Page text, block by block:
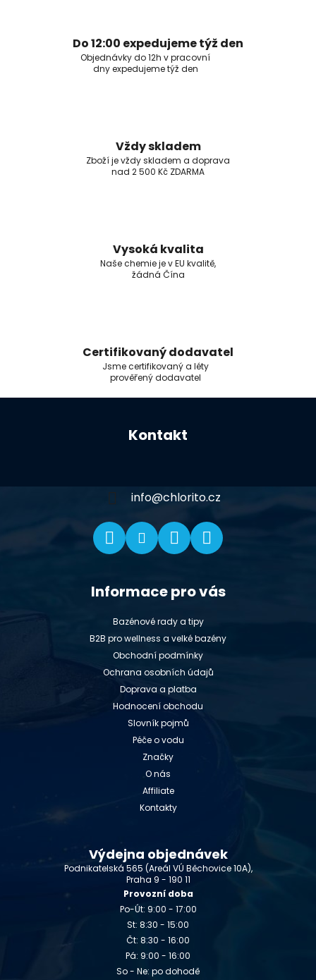
Do 12:00 expedujeme týž den
Objednávky do 12h v pracovní
dny expedujeme týž den
Vždy skladem
Zboží je vždy skladem a doprava
nad 2 500 Kč ZDARMA
Vysoká kvalita
Naše chemie je v EU kvalitě,
žádná Čína
Certifikovaný dodavatel
Jsme certifikovaný a léty
prověřený dodavatel
Z
Kontakt
info@chlorito.cz
Informace pro vás
Bazénové rady a tipy
B2B pro wellness a velké bazény
Obchodní podmínky
Ochrana osobních údajů
Doprava a platba
Hodnocení obchodu
Slovník pojmů
Péče o vodu
Značky
O nás
Affiliate
Kontakty
Výdejna objednávek
Podnikatelská 565 (Areál VÚ Běchovice 10A),
Praha 9 - 190 11
Provozní doba
Po-Út: 9:00 - 17:00
St: 8:30 - 15:00
Čt: 8:30 - 16:00
Pá: 9:00 - 16:00
So - Ne: po dohodě